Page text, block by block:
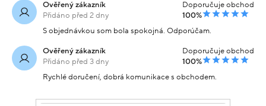
Ověřený zákazník
Přidáno před 2 dny
Doporučuje obchod
100%
S objednávkou som bola spokojná. Odporúčam.
Ověřený zákazník
Přidáno před 3 dny
Doporučuje obchod
100%
Rychlé doručení, dobrá komunikace s obchodem.